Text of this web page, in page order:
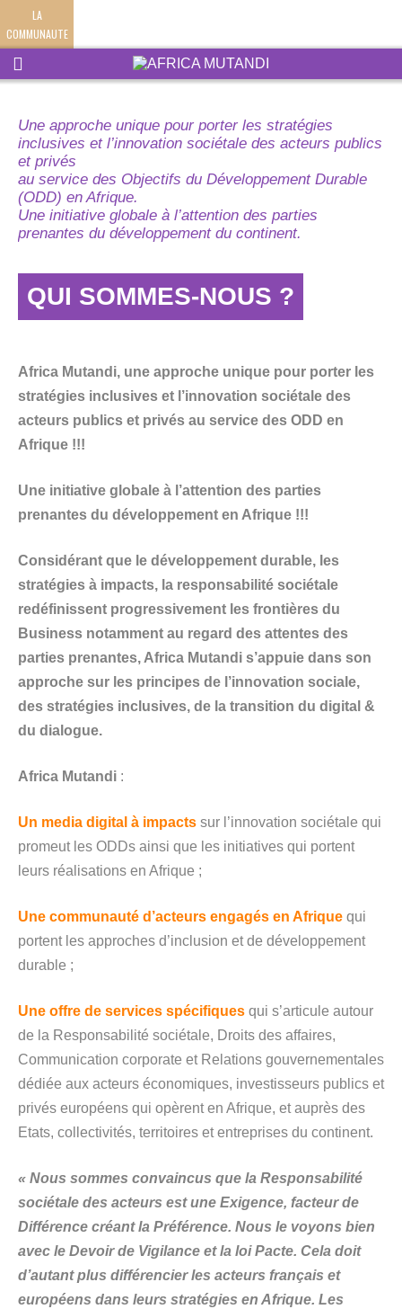
LA
COMMUNAUTE
Une approche unique pour porter les stratégies
inclusives et l’innovation sociétale des acteurs publics
et privés
au service des Objectifs du Développement Durable
(ODD) en Afrique.
Une initiative globale à l’attention des parties
prenantes du développement du continent.
QUI SOMMES-NOUS ?
Africa Mutandi, une approche unique pour porter les
stratégies inclusives et l’innovation sociétale des
acteurs publics et privés au service des ODD en
Afrique !!!
Une initiative globale à l’attention des parties
prenantes du développement en Afrique !!!
Considérant que le développement durable, les
stratégies à impacts, la responsabilité sociétale
redéfinissent progressivement les frontières du
Business notamment au regard des attentes des
parties prenantes, Africa Mutandi s’appuie dans son
approche sur les principes de l’innovation sociale,
des stratégies inclusives, de la transition du digital &
du dialogue.
Africa Mutandi :
Un media digital à impacts sur l’innovation sociétale qui
promeut les ODDs ainsi que les initiatives qui portent
leurs réalisations en Afrique ;
Une communauté d’acteurs engagés en Afrique qui
portent les approches d’inclusion et de développement
durable ;
Une offre de services spécifiques qui s’articule autour
de la Responsabilité sociétale, Droits des affaires,
Communication corporate et Relations gouvernementales
dédiée aux acteurs économiques, investisseurs publics et
privés européens qui opèrent en Afrique, et auprès des
Etats, collectivités, territoires et entreprises du continent.
« Nous sommes convaincus que la Responsabilité
sociétale des acteurs est une Exigence, facteur de
Différence créant la Préférence. Nous le voyons bien
avec le Devoir de Vigilance et la loi Pacte. Cela doit
d’autant plus différencier les acteurs français et
européens dans leurs stratégies en Afrique. Les